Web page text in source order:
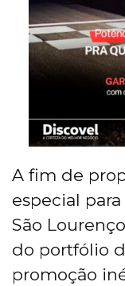
A fim de
especial
São
do portfólio
promoção